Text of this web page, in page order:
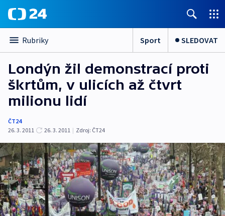
Rubriky Sport SLEDOVAT
Londýn žil demonstrací proti
škrtům, v ulicích až čtvrt
milionu lidí
ČT24
26. 3. 2011
26. 3. 2011 | Zdroj: ČT24